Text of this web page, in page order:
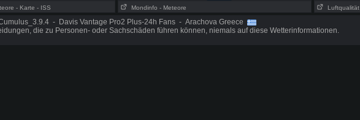
- Karte - ISS
Mondinfo - Meteore Luftqualität
- Davis Vantage Pro2 Plus-24h Fans - Arachova Greece
die zu Personen- oder Sachschäden führen können, niemals auf diese Wetterinformationen.